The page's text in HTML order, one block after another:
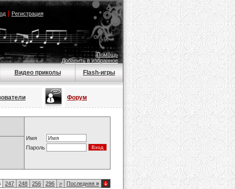
| Регистрация
Помощь
Добавить в избранное
Видео приколы Flash-игры
Форум
Имя
Пароль
247 248 256 296 > Последняя »